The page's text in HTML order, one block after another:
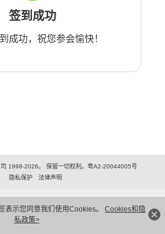
表示您同意我们使用Cookies。 Cookies和隐
私政策>
签到成功
成功，祝您参会愉快！
1998-2026。 保留一切权利。粤A2-20044005号
隐私保护
法律声明